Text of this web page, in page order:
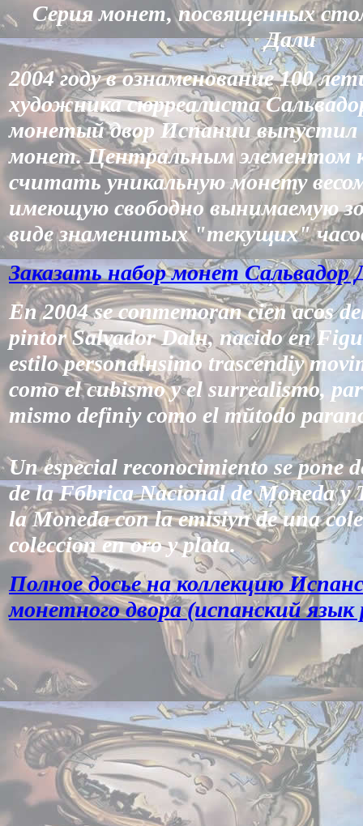
Серия монет, посвященных
Дали
2004 году в ознаменование 100
художника сюрреалиста
монетый двор Испании выпустил
монет. Центральным элементом
считать уникальную монету
имеющую свободно вынимаемую
виде знаменитых "текущих"
Заказать набор монет Сальвадор
En 2004 se conmemoran cien aсos
pintor Salvador Dalн, nacido en
estilo personalнsimo trascendiу
como el cubismo y el surrealismo,
mismo definiу como el mйtodo
Un especial reconocimiento se pone
de la Fбbrica Nacional de Moneda y
la Moneda con la emisiуn de una
coleccion en oro y plata.
Полное досье на коллекцию
монетного двора (испанский язык